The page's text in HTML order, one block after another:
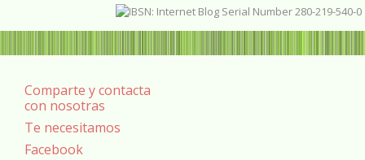
Comparte y contacta
con nosotras
Te necesitamos
Facebook